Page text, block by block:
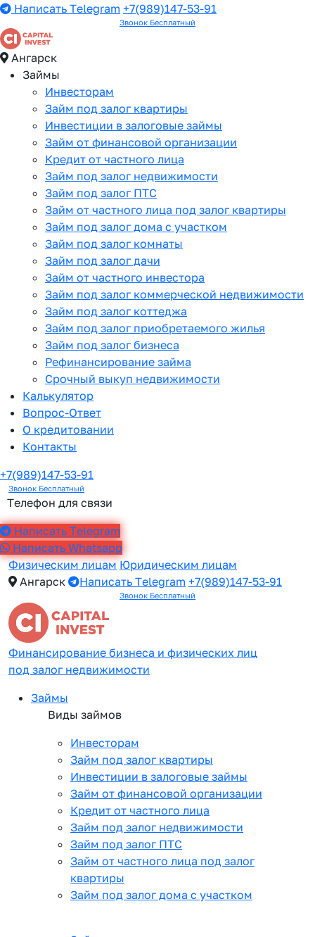
Написать Telegram +7(989)147-53-91
Звонок Бесплатный
Ангарск
Займы
Инвесторам
Займ под залог квартиры
Инвестиции в залоговые займы
Займ от финансовой организации
Кредит от частного лица
Займ под залог недвижимости
Займ под залог ПТС
Займ от частного лица под залог квартиры
Займ под залог дома с участком
Займ под залог комнаты
Займ под залог дачи
Займ от частного инвестора
Займ под залог коммерческой недвижимости
Займ под залог коттеджа
Займ под залог приобретаемого жилья
Займ под залог бизнеса
Рефинансирование займа
Срочный выкуп недвижимости
Калькулятор
Вопрос-Ответ
О кредитовании
Контакты
+7(989)147-53-91
Звонок Бесплатный
Телефон для связи
Написать Telegram
Написать Whatsapp
Физическим лицам Юридическим лицам
Ангарск
Написать Telegram +7(989)147-53-91
Звонок Бесплатный
Финансирование бизнеса и физических лиц
под залог недвижимости
Займы
Виды займов
Инвесторам
Займ под залог квартиры
Инвестиции в залоговые займы
Займ от финансовой организации
Кредит от частного лица
Займ под залог недвижимости
Займ под залог ПТС
Займ от частного лица под залог
квартиры
Займ под залог дома с участком